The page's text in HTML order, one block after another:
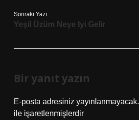
Sonraki Yazı
Yeşil Üzüm Neye Iyi Gelir
Bir yanıt yazın
E-posta adresiniz yayınlanmayacak.
ile işaretlenmişlerdir